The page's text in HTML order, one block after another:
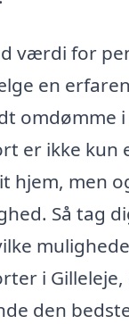
værdi for
en
omdømme
er ikke kun
hjem, men
Så tag
i
den